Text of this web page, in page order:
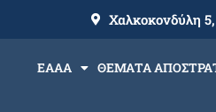
Χαλκοκονδύλη
ΕΑΑΑ ΘΕΜΑΤΑ